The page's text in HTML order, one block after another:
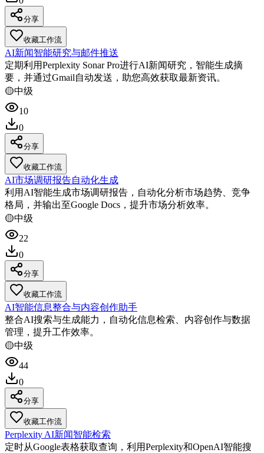
分享
收藏工作流
AI新闻智能研究与邮件推送
定期利用Perplexity Sonar Pro进行AI新闻研究，智能生成摘
要，并通过Gmail自动发送，助您高效获取最新资讯。
🟡中级
10
0
分享
收藏工作流
AI市场调研报告自动化生成
利用AI智能生成市场调研报告，自动化分析市场趋势、竞争
格局，并输出至Google Docs，提升市场分析效率。
🟡中级
22
0
分享
收藏工作流
AI智能信息整合与内容创作助手
整合AI搜索与生成能力，自动化信息检索、内容创作与数据
管理，提升工作效率。
🟡中级
44
0
分享
收藏工作流
Perplexity AI新闻智能检索
定时从Google表格获取查询，利用Perplexity和OpenAI智能搜